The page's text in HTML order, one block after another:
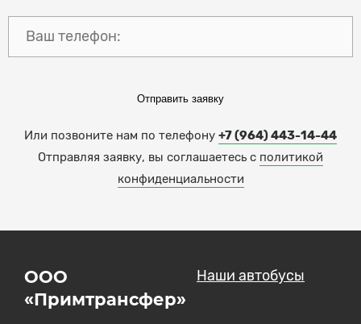
Отправить заявку
Или позвоните нам по телефону +7 (964) 443-14-44
Отправляя заявку, вы соглашаетесь с политикой
конфиденциальности
ООО
«Примтрансфер»
Наши автобусы